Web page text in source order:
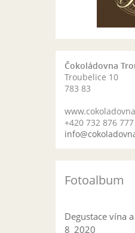
Čokoládovna
Troubelice 10
783 83
+420 732 876 777
Fotoalbum
Degustace vína
8_2020